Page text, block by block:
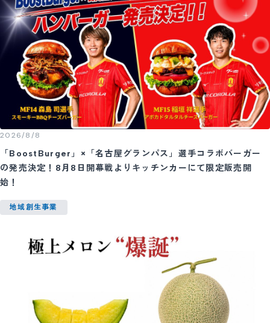
2026/8/8
「BoostBurger」×「名古屋グランパス」選手コラボバーガー
の発売決定！8月8日開幕戦よりキッチンカーにて限定販売開
始！
地域創生事業